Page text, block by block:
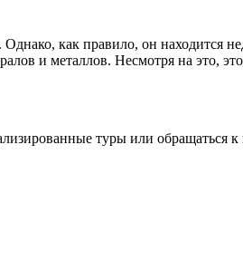
как правило, он находится
и металлов. Несмотря на это,
туры или